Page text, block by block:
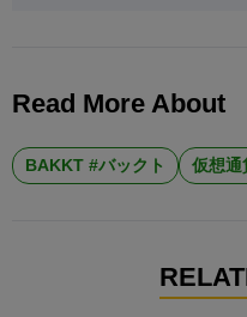
Read More About
BAKKT #バックト 仮想通